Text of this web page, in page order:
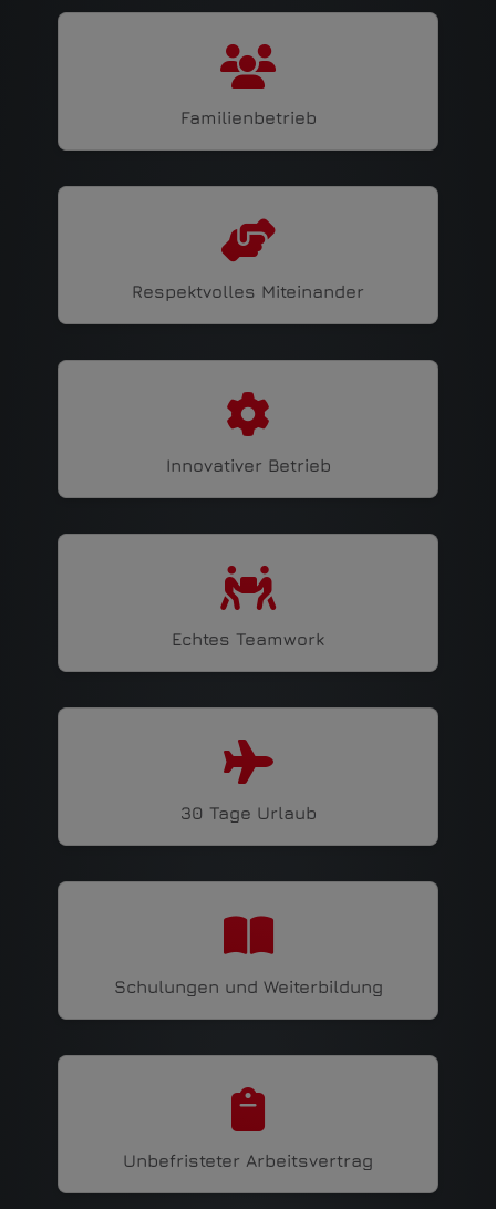
Familienbetrieb
Respektvolles Miteinander
Innovativer Betrieb
Echtes Teamwork
30 Tage Urlaub
Schulungen und Weiterbildung
Unbefristeter Arbeitsvertrag